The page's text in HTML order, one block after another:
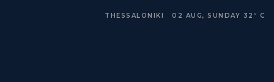
THESSALONIKI 02 AUG, SUNDAY 32 ° C
ΜΗ ΧΑΣΕΤΕ THESSNA …